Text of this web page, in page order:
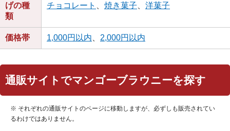
げの種
類
チョコレート 焼き菓子 洋菓子
価格帯 1,000円以内 2,000円以内
通販サイトでマンゴーブラウニーを探す
※ それぞれの通販サイトのページに移動しますが、必ずしも販売されてい
るわけではありません。